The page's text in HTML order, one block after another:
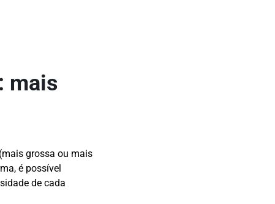
mais
grossa ou mais
é possível
de cada